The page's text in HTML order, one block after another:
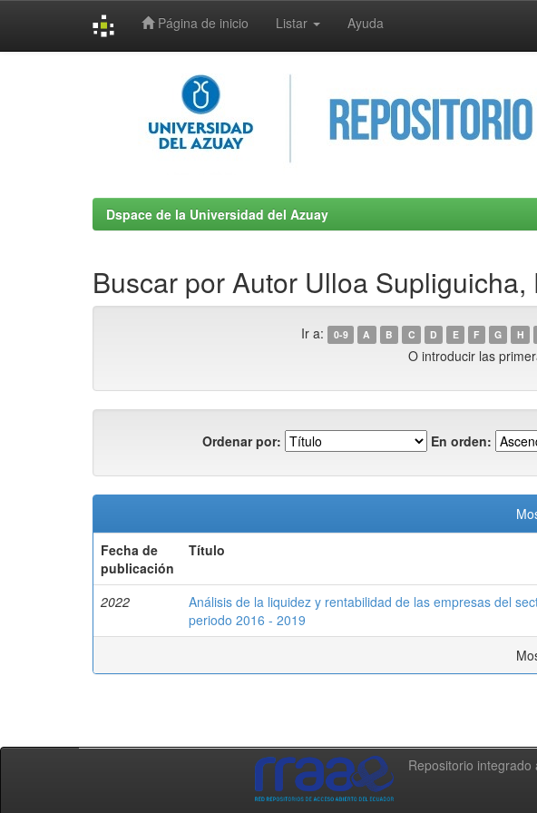
Página de inicio Listar Ayuda
Dspace de la Universidad del Azuay
Buscar por Autor Ulloa Supliguicha,
Ir a: 0-9 A B C D E F G H
O introducir las
Ordenar por: En orden:
Fecha de
publicación
Título
2022
Análisis de la liquidez y rentabilidad de las empresas del
periodo 2016 - 2019
Repositorio